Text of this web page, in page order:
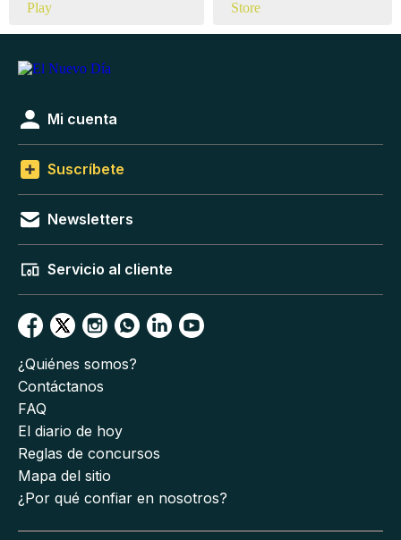
Mi cuenta
Suscríbete
Newsletters
Servicio al cliente
¿Quiénes somos?
Contáctanos
FAQ
El diario de hoy
Reglas de concursos
Mapa del sitio
¿Por qué confiar en nosotros?